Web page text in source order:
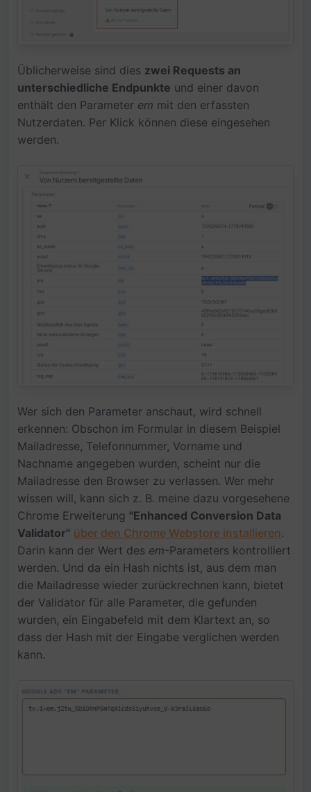
Üblicherweise sind dies zwei Requests an
unterschiedliche Endpunkte und einer davon
enthält den Parameter em mit den erfassten
Nutzerdaten. Per Klick können diese eingesehen
werden.
Wer sich den Parameter anschaut, wird schnell
erkennen: Obschon im Formular in diesem Beispiel
Mailadresse, Telefonnummer, Vorname und
Nachname angegeben wurden, scheint nur die
Mailadresse den Browser zu verlassen. Wer mehr
wissen will, kann sich z. B. meine dazu vorgesehene
Chrome Erweiterung "Enhanced Conversion Data
Validator" über den Chrome Webstore installieren.
Darin kann der Wert des em-Parameters kontrolliert
werden. Und da ein Hash nichts ist, aus dem man
die Mailadresse wieder zurückrechnen kann, bietet
der Validator für alle Parameter, die gefunden
wurden, ein Eingabefeld mit dem Klartext an, so
dass der Hash mit der Eingabe verglichen werden
kann.